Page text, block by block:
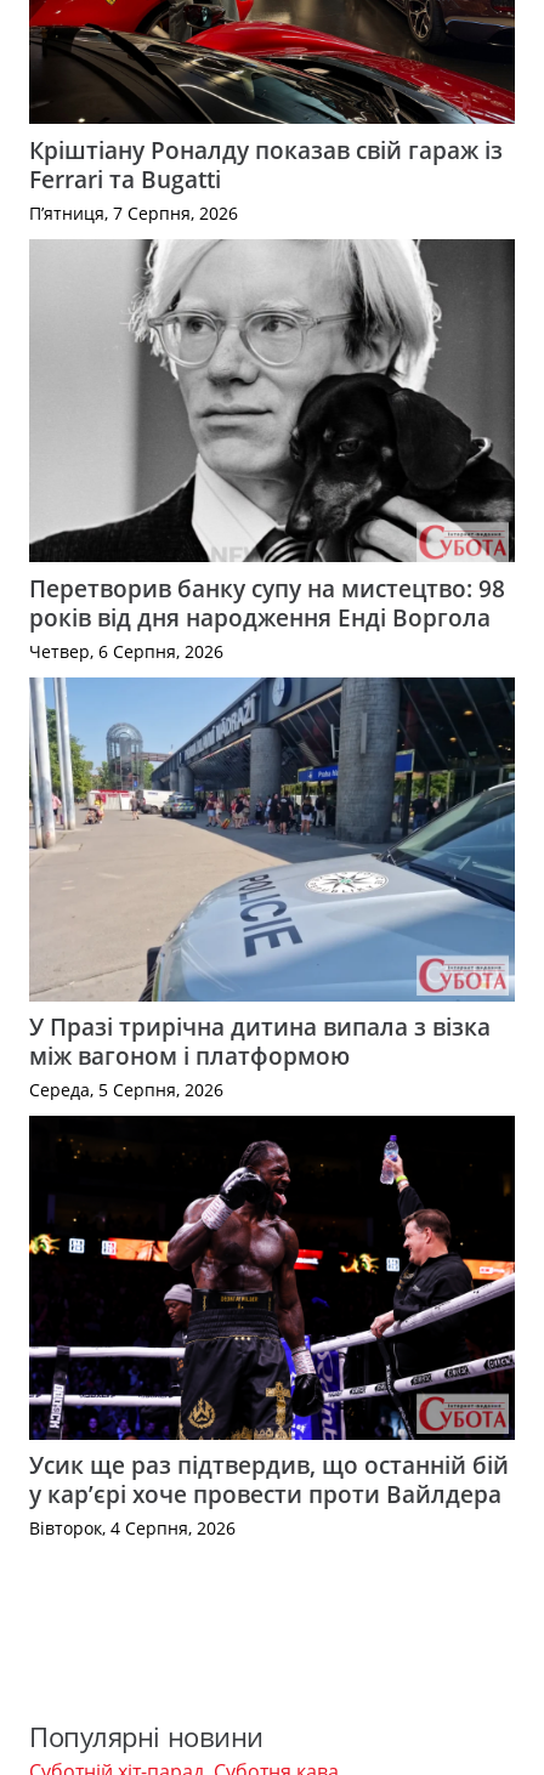
Кріштіану Роналду показав свій гараж із
Ferrari та Bugatti
П’ятниця, 7 Серпня, 2026
Перетворив банку супу на мистецтво: 98
років від дня народження Енді Воргола
Четвер, 6 Серпня, 2026
У Празі трирічна дитина випала з візка
між вагоном і платформою
Середа, 5 Серпня, 2026
Усик ще раз підтвердив, що останній бій
у кар’єрі хоче провести проти Вайлдера
Вівторок, 4 Серпня, 2026
Популярні новини